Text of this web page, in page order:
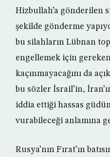
Hizbullah’a gönderilen
şekilde gönderme
bu silahların Lübnan
engellemek için
kaçınmayacağını da
bu sözler İsrail’in,
iddia ettiği hassas
vurabileceği anlamına
Rusya’nın Fırat’ın